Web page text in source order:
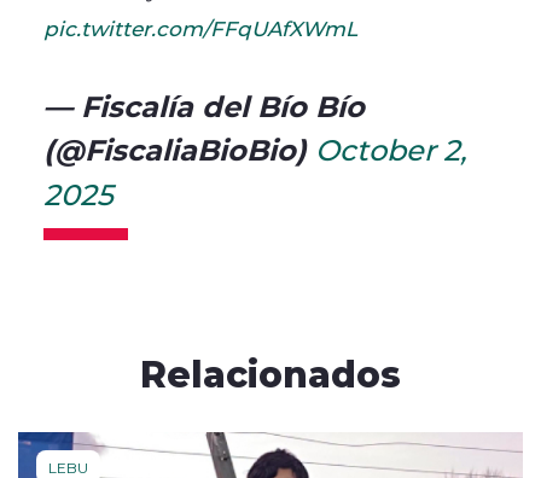
pic.twitter.com/FFqUAfXWmL
— Fiscalía del Bío Bío
(@FiscaliaBioBio) October 2,
2025
Relacionados
LEBU